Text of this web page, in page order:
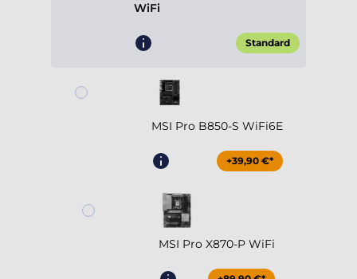
WiFi
Standard
MSI Pro B850-S WiFi6E
+39,90 €*
MSI Pro X870-P WiFi